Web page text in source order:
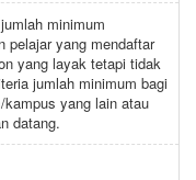
minimum
pelajar yang mendaftar
yang layak tetapi tidak
jumlah minimum bagi
yang lain atau
datang.